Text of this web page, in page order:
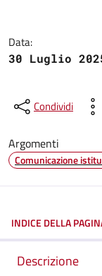
Data:
30 Luglio
Condividi
Argomenti
Comunicazione
INDICE DELLA
Descrizione